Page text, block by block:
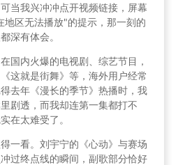
当我兴冲冲点开视频链接，屏幕
地区无法播放"的提示，那一刻的
深有体会。
国内火爆的电视剧、综艺节目，
这就是街舞》等，海外用户经常
去年《漫长的季节》热播时，我
剧透，而我却连第一集都打不
在太难受了。
一看。刘宇宁的《心动》与赛场
过终点线的瞬间，副歌部分恰好